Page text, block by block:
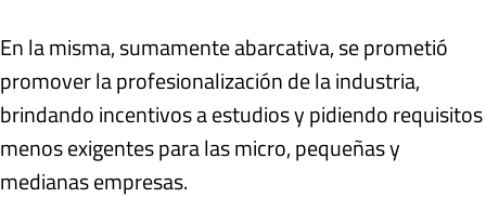
En la misma, sumamente abarcativa, se prometió
promover la profesionalización de la industria,
brindando incentivos a estudios y pidiendo requisitos
menos exigentes para las micro, pequeñas y
medianas empresas.